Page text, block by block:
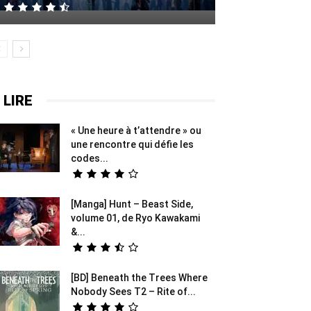
« Une heure à t’attendre » ou
une rencontre qui défie les
codes...
[Manga] Hunt – Beast Side,
volume 01, de Ryo Kawakami
&...
[BD] Beneath the Trees Where
Nobody Sees T2 – Rite of...